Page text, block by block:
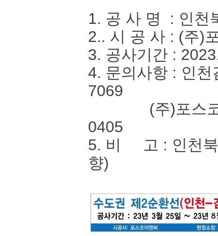
1. 공 사 명 : 인천
2.. 시 공 사 : (주)
3. 공사기간 :
4. 문의사항 : 인
7069
(주)포스코이
0405
5. 비 고 : 인천북
향)